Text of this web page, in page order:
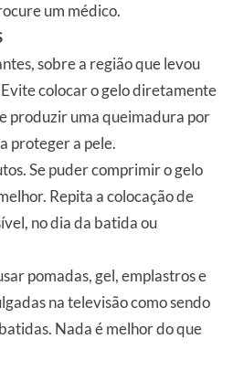
um médico.
sobre a região que levou
colocar o gelo diretamente
produzir uma queimadura por
proteger a pele.
Se puder comprimir o gelo
Repita a colocação de
no dia da batida ou
pomadas, gel, emplastros e
na televisão como sendo
Nada é melhor do que